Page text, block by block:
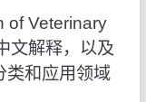
Veterinary
文解释，以及
类和应用领域